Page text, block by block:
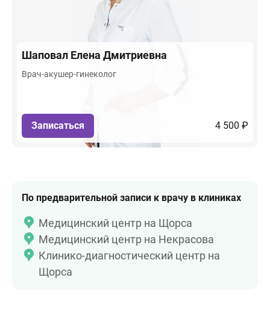
Шаповал Елена Дмитриевна
Врач-акушер-гинеколог
Записаться 4 500 ₽
По предварительной записи к врачу в клиниках
Медицинский центр на Щорса
Медицинский центр на Некрасова
Клинико-диагностический центр на
Щорса